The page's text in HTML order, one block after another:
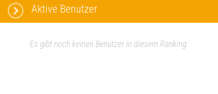
Aktive Benutzer
Es gibt noch keinen Benutzer in diesem Ranking.